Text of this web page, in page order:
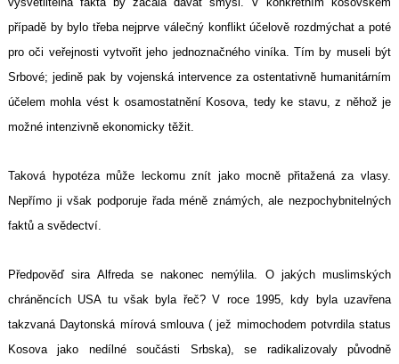
případě by bylo třeba nejprve válečný konflikt účelově rozdmýchat a poté
pro oči veřejnosti vytvořit jeho jednoznačného viníka. Tím by museli být
Srbové; jedině pak by vojenská intervence za ostentativně humanitárním
účelem mohla vést k osamostatnění Kosova, tedy ke stavu, z něhož je
možné intenzivně ekonomicky těžit.
Taková hypotéza může leckomu znít jako mocně přitažená za vlasy.
Nepřímo ji však podporuje řada méně známých, ale nezpochybnitelných
faktů a svědectví.
Předpověď sira Alfreda se nakonec nemýlila. O jakých muslimských
chráněncích USA tu však byla řeč? V roce 1995, kdy byla uzavřena
takzvaná Daytonská mírová smlouva ( jež mimochodem potvrdila status
Kosova jako nedílné součásti Srbska), se radikalizovaly původně